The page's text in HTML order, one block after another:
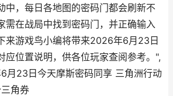
中，每日各地图的密码门都会刷新不
需在战局中找到密码门，并正确输入
来游戏鸟小编将带来2026年6月23日
应位置说明，供各位玩家查阅参考。",
月23日今天摩斯密码同享 三角洲行动
角券